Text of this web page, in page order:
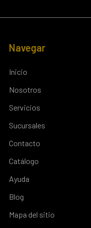
Navegar
Inicio
Nosotros
Servicios
Sucursales
Contacto
Catálogo
Ayuda
Blog
Mapa del sitio